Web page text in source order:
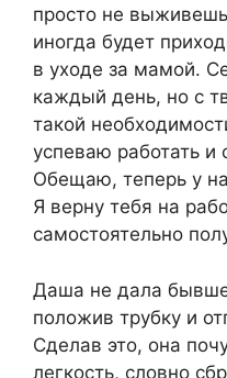
просто не
иногда будет
в уходе за мамой.
каждый день, но с
такой
успеваю работать и
Обещаю, теперь у
Я верну тебя на
самостоятельно
Даша не дала
положив трубку и
Сделав это, она
легкость, словно